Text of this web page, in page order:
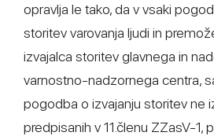
opravlja le tako, da v vsaki
storitev varovanja ljudi in
izvajalca storitev glavnega in
varnostno-nadzornega centra,
pogodba o izvajanju storitev ne
predpisanih v 11.členu ZZasV-1,